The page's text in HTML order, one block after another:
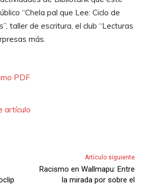
“Chela pal que Lee: Ciclo de
taller de escritura, el club “Lecturas
más.
PDF
artículo
Artículo siguiente
Racismo en Wallmapu: Entre
la mirada por sobre el